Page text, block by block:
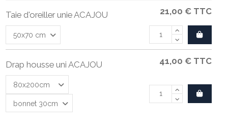
Taie d'oreiller unie ACAJOU 21,00 € TTC
Drap housse uni ACAJOU 41,00 € TTC